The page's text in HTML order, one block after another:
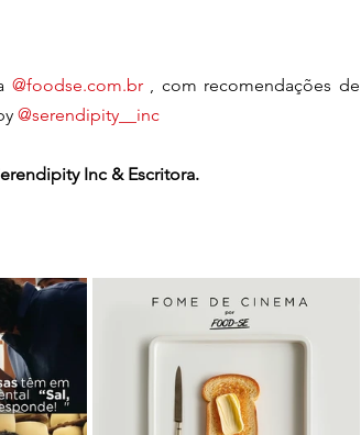
@foodse.com.br , com recomendações de
@serendipity__inc
Inc & Escritora.